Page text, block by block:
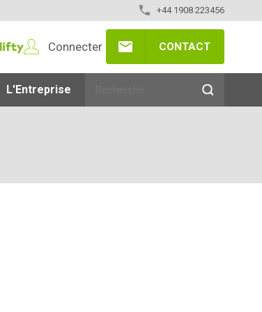
+44 1908 223456
Connecter CONTACT
L'Entreprise